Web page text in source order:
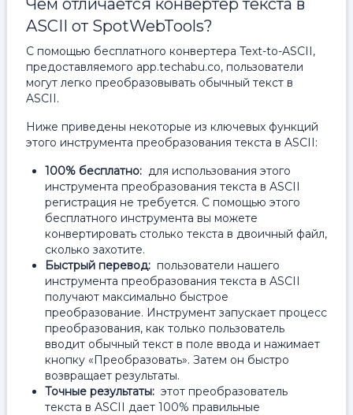
Чем отличается конвертер текста в
ASCII от SpotWebTools?
С помощью бесплатного конвертера Text-to-ASCII,
предоставляемого app.techabu.co, пользователи
могут легко преобразовывать обычный текст в
ASCII.
Ниже приведены некоторые из ключевых функций
этого инструмента преобразования текста в ASCII:
100% бесплатно: для использования этого
инструмента преобразования текста в ASCII
регистрация не требуется. С помощью этого
бесплатного инструмента вы можете
конвертировать столько текста в двоичный файл,
сколько захотите.
Быстрый перевод: пользователи нашего
инструмента преобразования текста в ASCII
получают максимально быстрое
преобразование. Инструмент запускает процесс
преобразования, как только пользователь
вводит обычный текст в поле ввода и нажимает
кнопку «Преобразовать». Затем он быстро
возвращает результаты.
Точные результаты: этот преобразователь
текста в ASCII дает 100% правильные